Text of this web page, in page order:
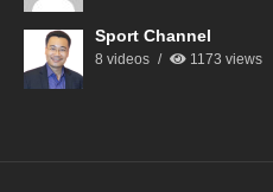
Sport Channel
8 videos 1173 views